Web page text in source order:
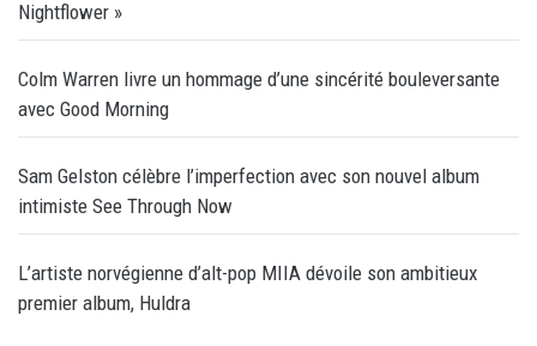
Nightflower »
Colm Warren livre un hommage d’une sincérité bouleversante
avec Good Morning
Sam Gelston célèbre l’imperfection avec son nouvel album
intimiste See Through Now
L’artiste norvégienne d’alt-pop MIIA dévoile son ambitieux
premier album, Huldra